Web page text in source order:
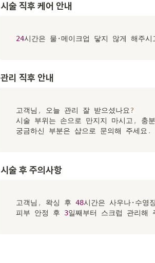
시술 직후 케어 안내
24시간은 물·메이크업 닿지 않게 해주시
관리 직후 안내
고객님 , 오늘 관리 잘 받으셨나요?
시술 부위는 손으로 만지지 마시고 ,
충
궁금하신 부분은 샵으로 문의해 주세요 .
시술 후 주의사항
고객님 , 왁싱 후 48시간은 사우나·수영
피부 안정 후 3일째부터 스크럽 관리해